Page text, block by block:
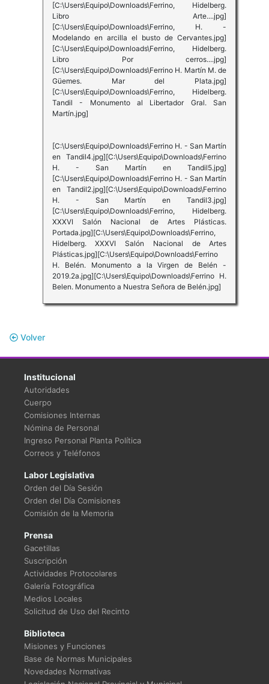
[C:\Users\Equipo\Downloads\Ferrino, Hidelberg.
Libro Arte....jpg]
[C:\Users\Equipo\Downloads\Ferrino, H. -
Modelando en arcilla el busto de Cervantes.jpg]
[C:\Users\Equipo\Downloads\Ferrino, Hidelberg.
Libro Por cerros....jpg]
[C:\Users\Equipo\Downloads\Ferrino H. Martín M. de
Güemes. Mar del Plata.jpg]
[C:\Users\Equipo\Downloads\Ferrino, Hidelberg.
Tandil - Monumento al Libertador Gral. San
Martín.jpg]
[C:\Users\Equipo\Downloads\Ferrino H. - San Martín
en Tandil4.jpg][C:\Users\Equipo\Downloads\Ferrino
H. - San Martín en Tandil5.jpg]
[C:\Users\Equipo\Downloads\Ferrino H. - San Martín
en Tandil2.jpg][C:\Users\Equipo\Downloads\Ferrino
H. - San Martín en Tandil3.jpg]
[C:\Users\Equipo\Downloads\Ferrino, Hidelberg.
XXXVI Salón Nacional de Artes Plásticas.
Portada.jpg][C:\Users\Equipo\Downloads\Ferrino,
Hidelberg. XXXVI Salón Nacional de Artes
Plásticas.jpg][C:\Users\Equipo\Downloads\Ferrino
H. Belén. Monumento a la Virgen de Belén -
2019.2a.jpg][C:\Users\Equipo\Downloads\Ferrino H.
Belen. Monumento a Nuestra Señora de Belén.jpg]
Volver
Institucional
Autoridades
Cuerpo
Comisiones Internas
Nómina de Personal
Ingreso Personal Planta Política
Correos y Teléfonos
Labor Legislativa
Orden del Día Sesión
Orden del Día Comisiones
Comisión de la Memoria
Prensa
Gacetillas
Suscripción
Actividades Protocolares
Galería Fotográfica
Medios Locales
Solicitud de Uso del Recinto
Biblioteca
Misiones y Funciones
Base de Normas Municipales
Novedades Normativas